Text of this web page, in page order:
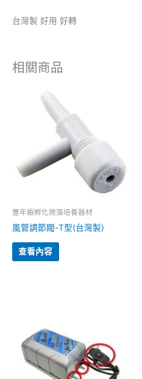
台灣製 好用 好轉
相關商品
豐年蝦孵化微藻培養器材
風管調節閥-T型(台灣製)
查看內容